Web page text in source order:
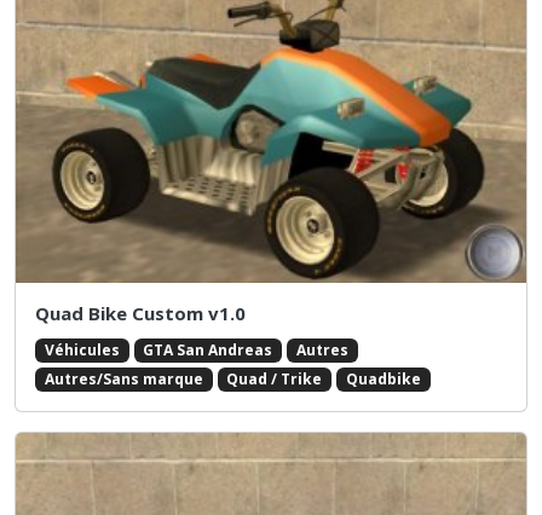
Quad Bike Custom v1.0
Véhicules GTA San Andreas
Autres
Autres/Sans marque
Quad / Trike Quadbike